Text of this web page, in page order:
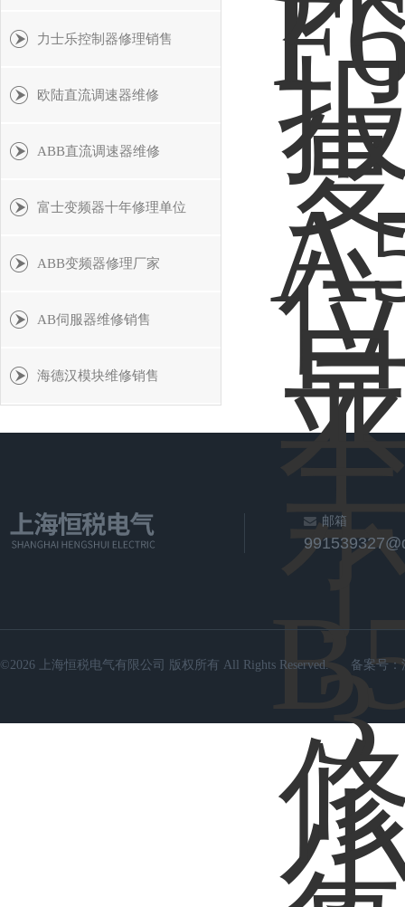
力士乐控制器修理销售
欧陆直流调速器维修
ABB直流调速器维修
富士变频器十年修理单位
ABB变频器修理厂家
AB伺服器维修销售
海德汉模块维修销售
邮箱
©2026 上海恒税电气有限公司 版权所有 All Rights Reserved. 备案号：